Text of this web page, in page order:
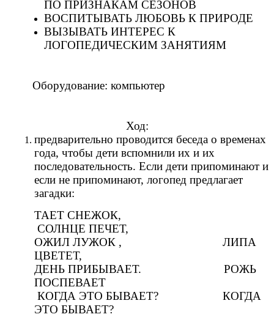
ПО ПРИЗНАКАМ СЕЗОНОВ
ВОСПИТЫВАТЬ ЛЮБОВЬ К ПРИРОДЕ
ВЫЗЫВАТЬ ИНТЕРЕС К
ЛОГОПЕДИЧЕСКИМ ЗАНЯТИЯМ
Оборудование: компьютер
Ход:
предварительно проводится беседа о временах
года, чтобы дети вспомнили их и их
последовательность. Если дети припоминают и
если не припоминают, логопед предлагает
загадки:
ТАЕТ СНЕЖОК,
СОЛНЦЕ ПЕЧЕТ,
ОЖИЛ ЛУЖОК , ЛИПА
ЦВЕТЕТ,
ДЕНЬ ПРИБЫВАЕТ. РОЖЬ
ПОСПЕВАЕТ
КОГДА ЭТО БЫВАЕТ? КОГДА
ЭТО БЫВАЕТ?